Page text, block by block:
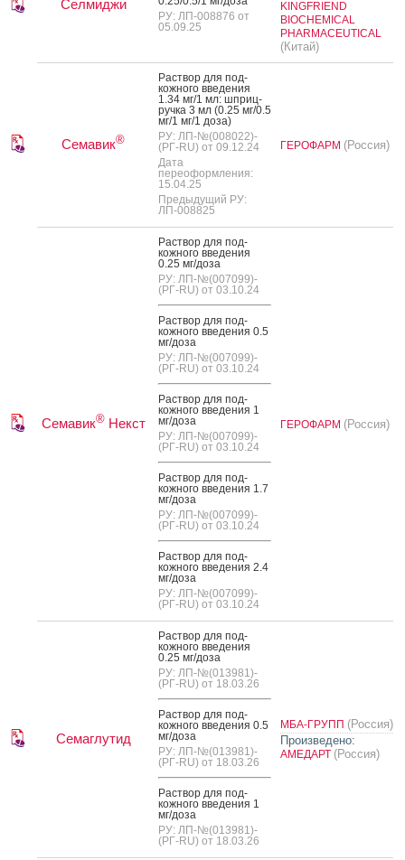
Селмиджи
РУ: ЛП-008876 от
05.09.25
KINGFRIEND
BIOCHEMICAL
PHARMACEUTICAL
(Китай)
Семавик®
Рас­твор для под­
кожно­го вве­дения
1.34 мг/1 мл: шприц-
руч­ка 3 мл (0.25 мг/0.5
мг/1 мг/1 до­за)
РУ: ЛП-№(008022)-
(РГ-RU) от 09.12.24
Дата
переоформления:
15.04.25
Предыдущий РУ:
ЛП-008825
ГЕРОФАРМ (Россия)
Семавик®Некст
Рас­твор для под­
кожно­го вве­дения
0.25 мг/до­за
РУ: ЛП-№(007099)-
(РГ-RU) от 03.10.24
Рас­твор для под­
кожно­го вве­дения 0.5
мг/до­за
РУ: ЛП-№(007099)-
(РГ-RU) от 03.10.24
Рас­твор для под­
кожно­го вве­дения 1
мг/до­за
РУ: ЛП-№(007099)-
(РГ-RU) от 03.10.24
Рас­твор для под­
кожно­го вве­дения 1.7
мг/до­за
РУ: ЛП-№(007099)-
(РГ-RU) от 03.10.24
Рас­твор для под­
кожно­го вве­дения 2.4
мг/до­за
РУ: ЛП-№(007099)-
(РГ-RU) от 03.10.24
ГЕРОФАРМ (Россия)
Семаглутид
Рас­твор для под­
кожно­го вве­дения
0.25 мг/до­за
РУ: ЛП-№(013981)-
(РГ-RU) от 18.03.26
Рас­твор для под­
кожно­го вве­дения 0.5
мг/до­за
РУ: ЛП-№(013981)-
(РГ-RU) от 18.03.26
Рас­твор для под­
кожно­го вве­дения 1
мг/до­за
РУ: ЛП-№(013981)-
(РГ-RU) от 18.03.26
МБА-ГРУПП (Россия)
Произведено:
АМЕДАРТ (Россия)